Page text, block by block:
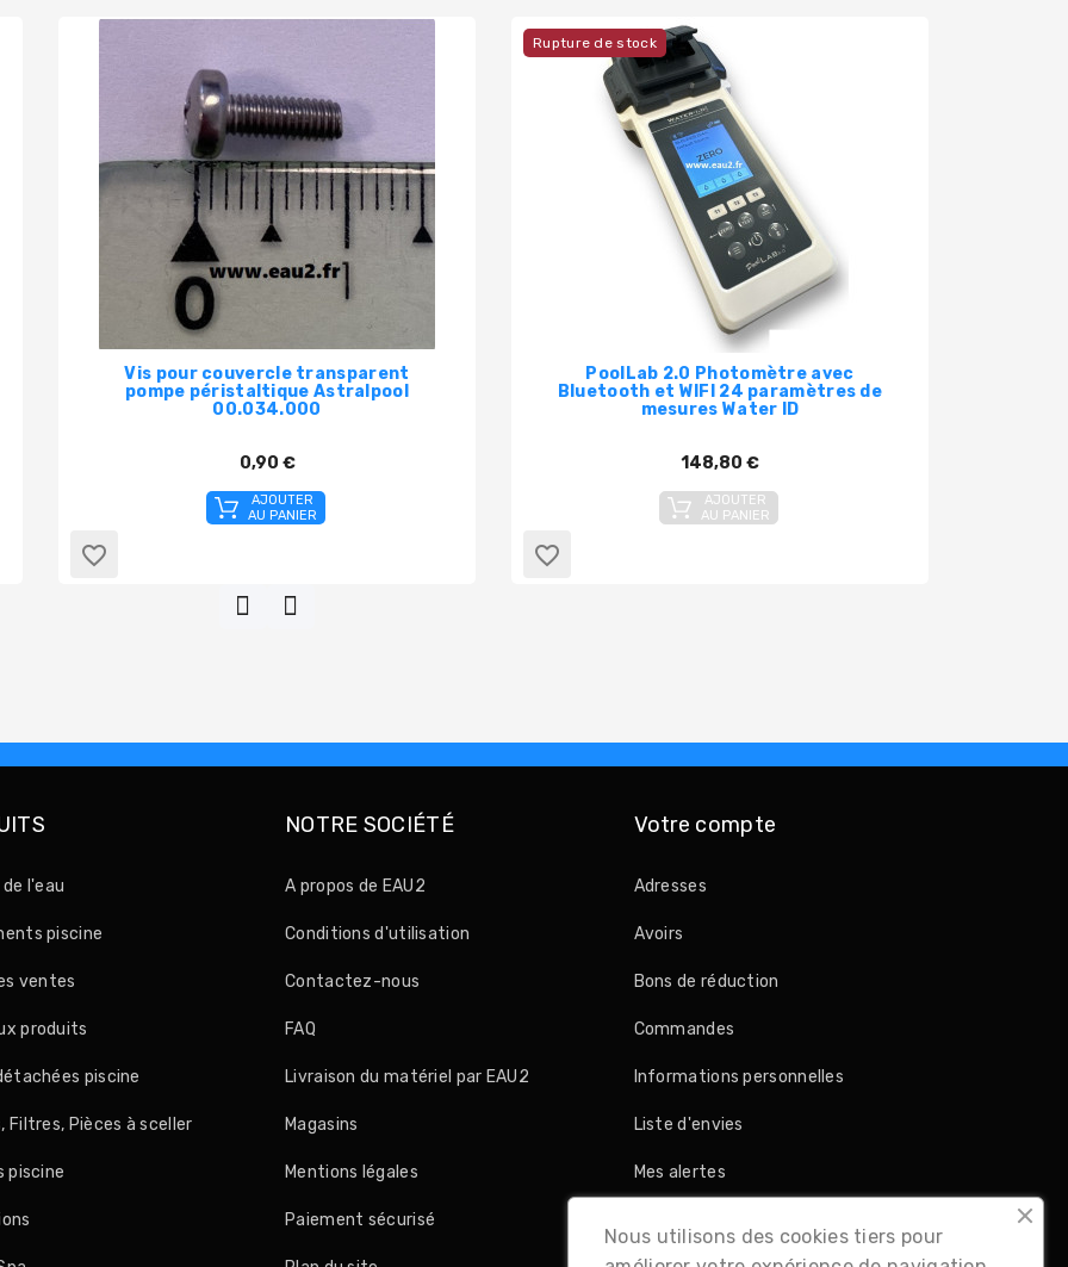
Vis pour couvercle transparent
pompe péristaltique Astralpool
00.034.000
0,90 €
AJOUTER
AU PANIER
favorite_border
Rupture de stock
PoolLab 2.0 Photomètre avec
Bluetooth et WIFI 24 paramètres de
mesures Water ID
148,80 €
AJOUTER
AU PANIER
favorite_border
l'eau
piscine
ventes
produits
piscine
Filtres, Pièces à sceller
piscine
NOTRE SOCIÉTÉ
A propos de EAU2
Conditions d'utilisation
Contactez-nous
FAQ
Livraison du matériel par EAU2
Magasins
Mentions légales
Paiement sécurisé
Votre compte
Adresses
Avoirs
Bons de réduction
Commandes
Informations personnelles
Liste d'envies
Mes alertes
Nous utilisons des cookies tiers pour